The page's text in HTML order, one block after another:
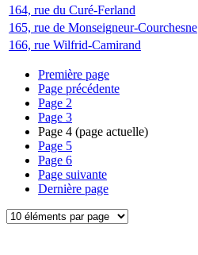
164, rue du Curé-Ferland
165, rue de Monseigneur-Courchesne
166, rue Wilfrid-Camirand
Première page
Page précédente
Page 2
Page 3
Page 4 (page actuelle)
Page 5
Page 6
Page suivante
Dernière page